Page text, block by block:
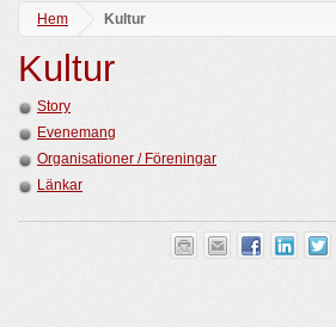
Hem Kultur
Kultur
Story
Evenemang
Organisationer / Föreningar
Länkar